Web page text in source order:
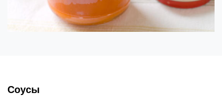
Соусы